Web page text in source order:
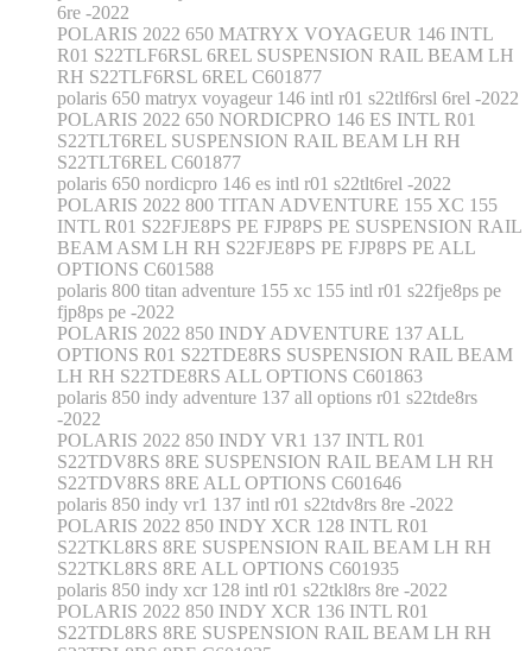
6re -2022
POLARIS 2022 650 MATRYX VOYAGEUR 146 INTL
R01 S22TLF6RSL 6REL SUSPENSION RAIL BEAM LH
RH S22TLF6RSL 6REL C601877
polaris 650 matryx voyageur 146 intl r01 s22tlf6rsl 6rel -2022
POLARIS 2022 650 NORDICPRO 146 ES INTL R01
S22TLT6REL SUSPENSION RAIL BEAM LH RH
S22TLT6REL C601877
polaris 650 nordicpro 146 es intl r01 s22tlt6rel -2022
POLARIS 2022 800 TITAN ADVENTURE 155 XC 155
INTL R01 S22FJE8PS PE FJP8PS PE SUSPENSION RAIL
BEAM ASM LH RH S22FJE8PS PE FJP8PS PE ALL
OPTIONS C601588
polaris 800 titan adventure 155 xc 155 intl r01 s22fje8ps pe
fjp8ps pe -2022
POLARIS 2022 850 INDY ADVENTURE 137 ALL
OPTIONS R01 S22TDE8RS SUSPENSION RAIL BEAM
LH RH S22TDE8RS ALL OPTIONS C601863
polaris 850 indy adventure 137 all options r01 s22tde8rs
-2022
POLARIS 2022 850 INDY VR1 137 INTL R01
S22TDV8RS 8RE SUSPENSION RAIL BEAM LH RH
S22TDV8RS 8RE ALL OPTIONS C601646
polaris 850 indy vr1 137 intl r01 s22tdv8rs 8re -2022
POLARIS 2022 850 INDY XCR 128 INTL R01
S22TKL8RS 8RE SUSPENSION RAIL BEAM LH RH
S22TKL8RS 8RE ALL OPTIONS C601935
polaris 850 indy xcr 128 intl r01 s22tkl8rs 8re -2022
POLARIS 2022 850 INDY XCR 136 INTL R01
S22TDL8RS 8RE SUSPENSION RAIL BEAM LH RH